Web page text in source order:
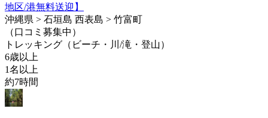
地区/港無料送迎】
沖縄県 > 石垣島 西表島 > 竹富町
（口コミ募集中）
トレッキング（ビーチ・川/滝・登山）
6歳以上
1名以上
約7時間